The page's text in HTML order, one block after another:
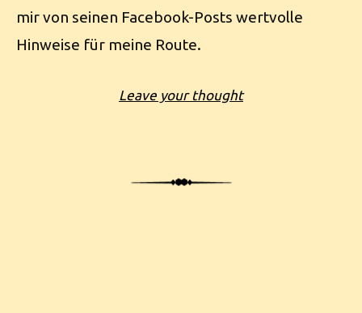
mir von seinen Facebook-Posts wertvolle
Hinweise für meine Route.
Leave your thought